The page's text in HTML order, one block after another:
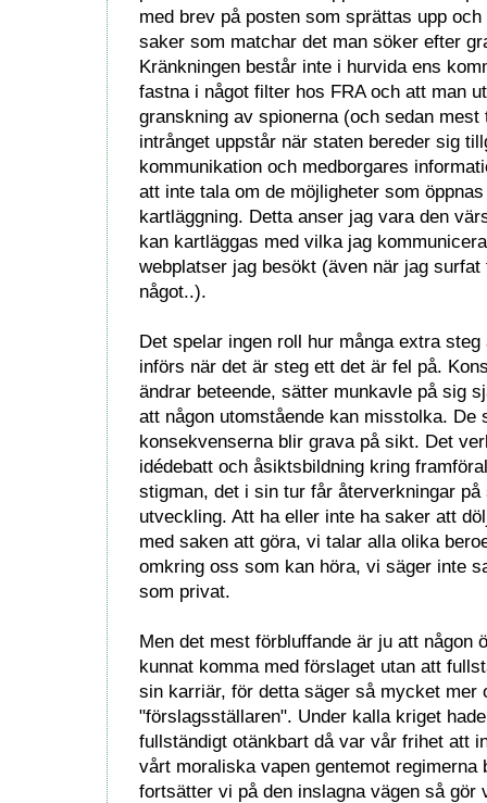
med brev på posten som sprättas upp
saker som matchar det man söker efter
Kränkningen består inte i hurvida ens
fastna i något filter hos FRA och att man
granskning av spionerna (och sedan
intrånget uppstår när staten bereder sig
kommunikation och medborgares
att inte tala om de möjligheter som
kartläggning. Detta anser jag vara den
kan kartläggas med vilka jag
webplatser jag besökt (även när jag
något..).
Det spelar ingen roll hur många extra
införs när det är steg ett det är fel på.
ändrar beteende, sätter munkavle på sig
att någon utomstående kan misstolka. De
konsekvenserna blir grava på sikt. Det
idédebatt och åsiktsbildning kring
stigman, det i sin tur får återverkningar på
utveckling. Att ha eller inte ha saker att
med saken att göra, vi talar alla olika
omkring oss som kan höra, vi säger inte
som privat.
Men det mest förbluffande är ju att någon
kunnat komma med förslaget utan att
sin karriär, för detta säger så mycket mer
"förslagsställaren". Under kalla kriget
fullständigt otänkbart då var vår frihet att
vårt moraliska vapen gentemot regimerna
fortsätter vi på den inslagna vägen så gör